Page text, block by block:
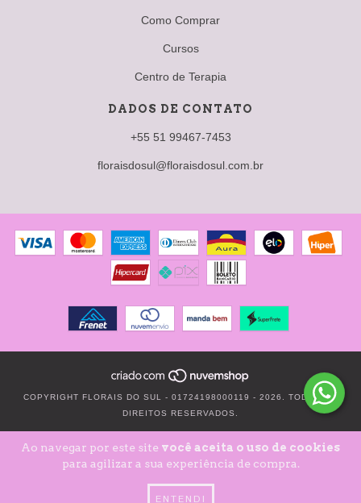
Ao navegar por este site você aceita o uso de cookies
para agilizar a sua experiência de compra.
ENTENDI
Como Comprar
Cursos
Centro de Terapia
DADOS DE CONTATO
+55 51 99467-7453
floraisdosul@floraisdosul.com.br
COPYRIGHT FLORAIS DO SUL - 01724198000119 - 2026. TODOS OS
DIREITOS RESERVADOS.